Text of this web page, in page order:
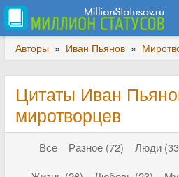
Авторы » Иван Пьянов »
Цитаты Иван
миротворцев
Все Разное (72) Люди